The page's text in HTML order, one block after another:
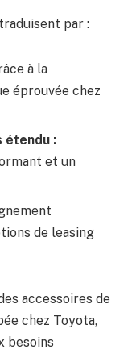
par :
à la
éprouvée chez
étendu :
et un
de leasing
accessoires de
chez Toyota,
besoins